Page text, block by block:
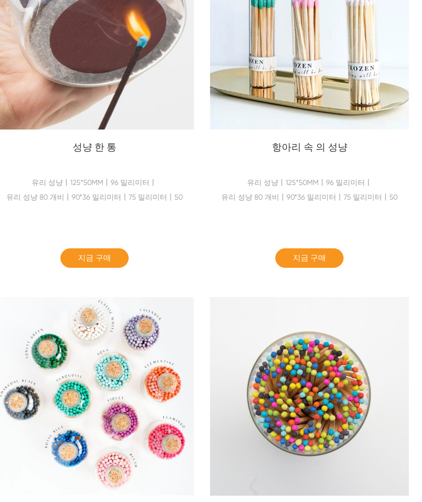
성냥 한 통
유리 성냥丨125*50MM丨96 밀리미터丨
유리 성냥 80 개비丨90*36 밀리미터丨75 밀리미터丨50
지금 구매
항아리 속 의 성냥
유리 성냥丨125*50MM丨96 밀리미터丨
유리 성냥 80 개비丨90*36 밀리미터丨75 밀리미터丨50
지금 구매